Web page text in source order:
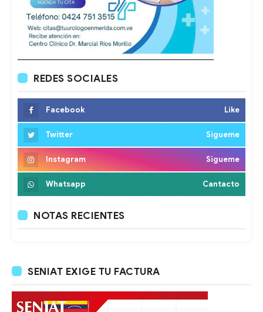
REDES SOCIALES
Facebook Like
Twitter Sigueme
Instagram Sigueme
Whatsapp Cantacto
NOTAS RECIENTES
SENIAT EXIGE TU FACTURA